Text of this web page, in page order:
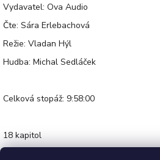
Vydavatel: Ova Audio
Čte: Sára Erlebachová
Režie: Vladan Hýl
Hudba: Michal Sedláček
Celková stopáž: 9:58:00
18 kapitol